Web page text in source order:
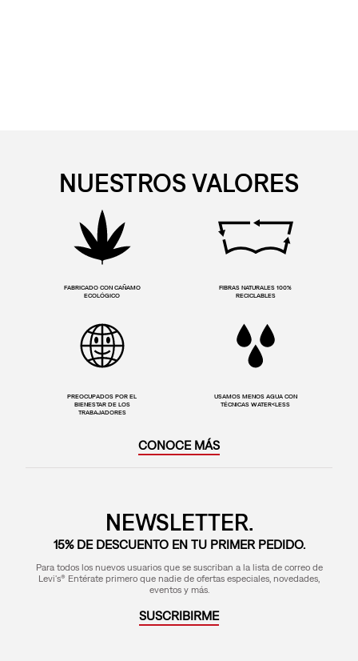
NUESTROS VALORES
FABRICADO CON CAÑAMO
ECOLÓGICO
FIBRAS NATURALES 100%
RECICLABLES
PREOCUPADOS POR EL
BIENESTAR DE LOS
TRABAJADORES
USAMOS MENOS AGUA CON
TÉCNICAS WATER<LESS
CONOCE MÁS
NEWSLETTER.
15% DE DESCUENTO EN TU PRIMER PEDIDO.
Para todos los nuevos usuarios que se suscriban a la lista de correo de
Levi's® Entérate primero que nadie de ofertas especiales, novedades,
eventos y más.
SUSCRIBIRME